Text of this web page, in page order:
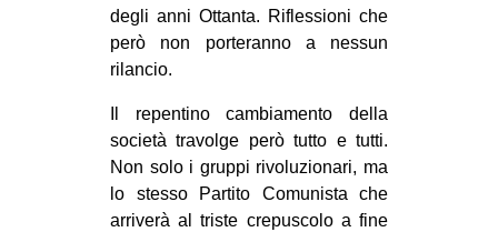
degli anni Ottanta. Riflessioni che
però non porteranno a nessun
rilancio.
Il repentino cambiamento della
società travolge però tutto e tutti.
Non solo i gruppi rivoluzionari, ma
lo stesso Partito Comunista che
arriverà al triste crepuscolo a fine